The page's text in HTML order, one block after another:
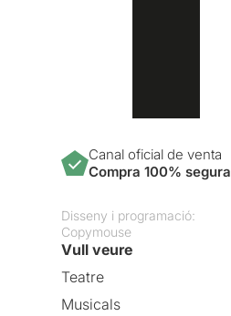
Canal oficial de venta
Compra 100% segura
Disseny i programació:
Copymouse
Vull veure
Teatre
Musicals